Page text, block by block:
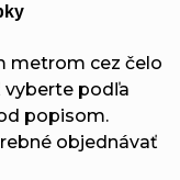
metrom cez čelo
vyberte podľa
popisom.
objednávať